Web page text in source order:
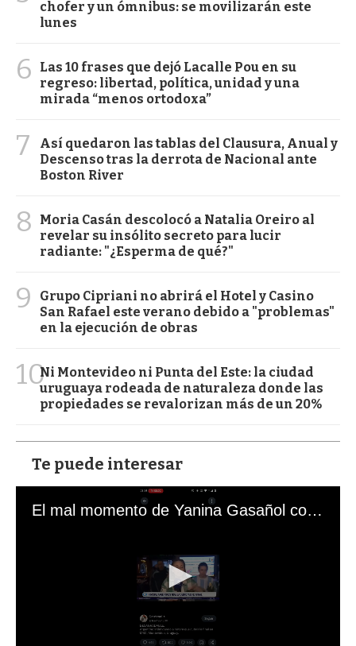
chofer y un ómnibus: se movilizarán este
lunes
6
Las 10 frases que dejó Lacalle Pou en su
regreso: libertad, política, unidad y una
mirada “menos ortodoxa”
7
Así quedaron las tablas del Clausura, Anual y
Descenso tras la derrota de Nacional ante
Boston River
8
Moria Casán descolocó a Natalia Oreiro al
revelar su insólito secreto para lucir
radiante: "¿Esperma de qué?"
9
Grupo Cipriani no abrirá el Hotel y Casino
San Rafael este verano debido a "problemas"
en la ejecución de obras
10Ni Montevideo ni Punta del Este: la ciudad
uruguaya rodeada de naturaleza donde las
propiedades se revalorizan más de un 20%
Te puede interesar
El mal momento de Yanina Gasañol con un hincha argentino en "Subrayado"